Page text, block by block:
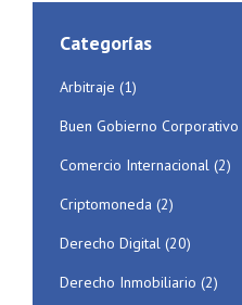
Categorías
Arbitraje (1)
Buen Gobierno Corporativo
Comercio Internacional (2)
Criptomoneda (2)
Derecho Digital (20)
Derecho Inmobiliario (2)